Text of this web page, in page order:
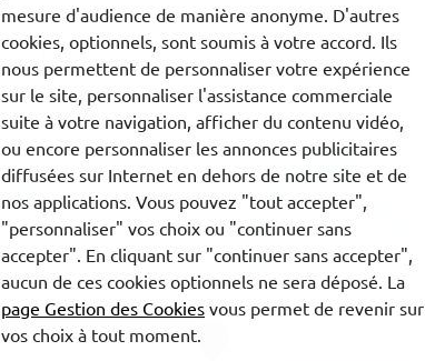
Fermé
mesure d'audience de manière anonyme. D'autres
cookies, optionnels, sont soumis à votre accord. Ils
nous permettent de personnaliser votre expérience
sur le site, personnaliser l'assistance commerciale
suite à votre navigation, afficher du contenu vidéo,
ou encore personnaliser les annonces publicitaires
diffusées sur Internet en dehors de notre site et de
nos applications. Vous pouvez "tout accepter",
"personnaliser" vos choix ou "continuer sans
accepter". En cliquant sur "continuer sans accepter",
aucun de ces cookies optionnels ne sera déposé. La
page Gestion des Cookies vous permet de revenir sur
vos choix à tout moment.